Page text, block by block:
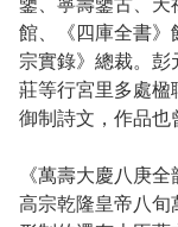
館、《四庫全書
宗實錄》總裁。
莊等行宮里多處
御制詩文，作品也
《萬壽大慶八庚
高宗乾隆皇帝八